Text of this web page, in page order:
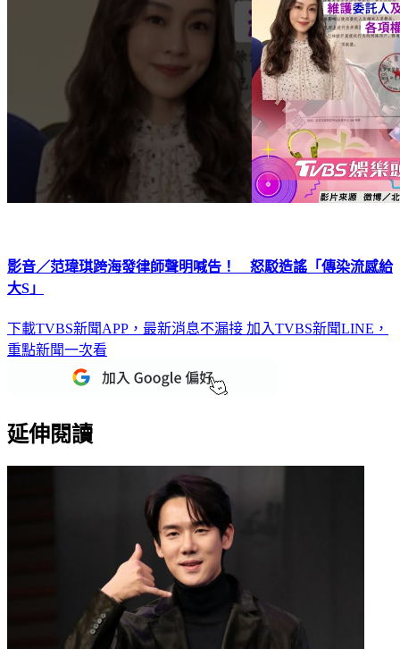
影音／范瑋琪跨海發律師聲明喊告！ 怒駁造謠「傳染流感給
大S」
下載TVBS新聞APP，最新消息不漏接 加入TVBS新聞LINE，
重點新聞一次看
延伸閱讀